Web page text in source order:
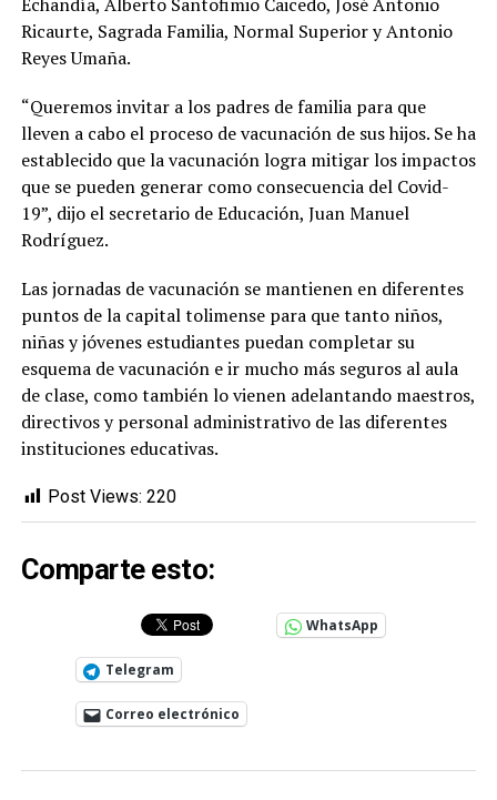
Ricaurte, Sagrada Familia, Normal Superior y Antonio
Reyes Umaña.
“Queremos invitar a los padres de familia para que
lleven a cabo el proceso de vacunación de sus hijos. Se ha
establecido que la vacunación logra mitigar los impactos
que se pueden generar como consecuencia del Covid-
19”, dijo el secretario de Educación, Juan Manuel
Rodríguez.
Las jornadas de vacunación se mantienen en diferentes
puntos de la capital tolimense para que tanto niños,
niñas y jóvenes estudiantes puedan completar su
esquema de vacunación e ir mucho más seguros al aula
de clase, como también lo vienen adelantando maestros,
directivos y personal administrativo de las diferentes
instituciones educativas.
Post Views: 220
Comparte esto:
WhatsApp
Telegram
Correo electrónico